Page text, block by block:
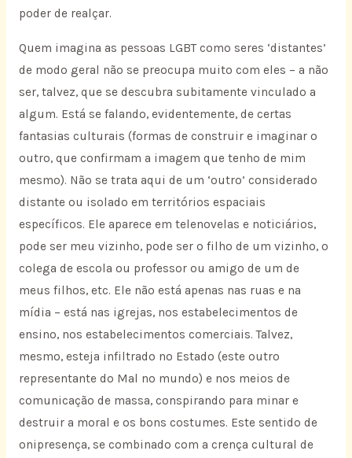
poder de realçar.
Quem imagina as pessoas LGBT como seres ‘distantes’
de modo geral não se preocupa muito com eles – a não
ser, talvez, que se descubra subitamente vinculado a
algum. Está se falando, evidentemente, de certas
fantasias culturais (formas de construir e imaginar o
outro, que confirmam a imagem que tenho de mim
mesmo). Não se trata aqui de um ‘outro’ considerado
distante ou isolado em territórios espaciais
específicos. Ele aparece em telenovelas e noticiários,
pode ser meu vizinho, pode ser o filho de um vizinho, o
colega de escola ou professor ou amigo de um de
meus filhos, etc. Ele não está apenas nas ruas e na
mídia – está nas igrejas, nos estabelecimentos de
ensino, nos estabelecimentos comerciais. Talvez,
mesmo, esteja infiltrado no Estado (este outro
representante do Mal no mundo) e nos meios de
comunicação de massa, conspirando para minar e
destruir a moral e os bons costumes. Este sentido de
onipresença, se combinado com a crença cultural de